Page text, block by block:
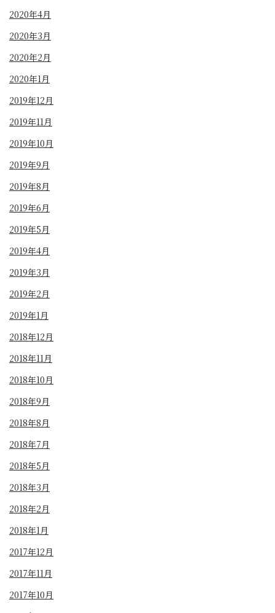
2020年4月
2020年3月
2020年2月
2020年1月
2019年12月
2019年11月
2019年10月
2019年9月
2019年8月
2019年6月
2019年5月
2019年4月
2019年3月
2019年2月
2019年1月
2018年12月
2018年11月
2018年10月
2018年9月
2018年8月
2018年7月
2018年5月
2018年3月
2018年2月
2018年1月
2017年12月
2017年11月
2017年10月